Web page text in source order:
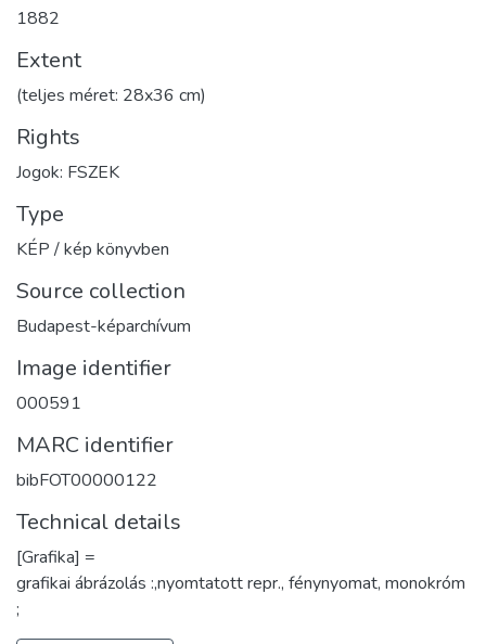
1882
Extent
(teljes méret: 28x36 cm)
Rights
Jogok: FSZEK
Type
KÉP / kép könyvben
Source collection
Budapest-képarchívum
Image identifier
000591
MARC identifier
bibFOT00000122
Technical details
[Grafika] =
grafikai ábrázolás :,nyomtatott repr., fénynyomat, monokróm
;